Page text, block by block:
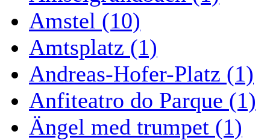
Amstel (10)
Amtsplatz (1)
Andreas-Hofer-Platz (1)
Anfiteatro do Parque (1)
Ängel med trumpet (1)